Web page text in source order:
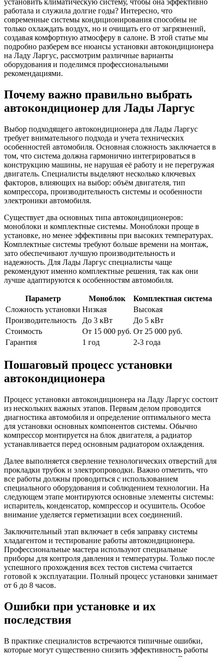
установить климатическую систему, чтобы она эффективно
работала и служила долгие годы? Интересно, что
современные системы кондиционирования способны не
только охлаждать воздух, но и очищать его от загрязнений,
создавая комфортную атмосферу в салоне. В этой статье мы
подробно разберем все нюансы установки автокондиционера
на Ладу Ларгус, рассмотрим различные варианты
оборудования и поделимся профессиональными
рекомендациями.
Почему важно правильно выбрать
автокондиционер для Лады Ларгус
Выбор подходящего автокондиционера для Лады Ларгус
требует внимательного подхода и учета технических
особенностей автомобиля. Основная сложность заключается в
том, что система должна гармонично интегрироваться в
конструкцию машины, не нарушая её работу и не перегружая
двигатель. Специалисты выделяют несколько ключевых
факторов, влияющих на выбор: объём двигателя, тип
компрессора, производительность системы и особенности
электроники автомобиля.
Существует два основных типа автокондиционеров:
моноблоки и комплектные системы. Моноблоки проще в
установке, но менее эффективны при высоких температурах.
Комплектные системы требуют больше времени на монтаж,
зато обеспечивают лучшую производительность и
надежность. Для Лады Ларгус специалисты чаще
рекомендуют именно комплектные решения, так как они
лучше адаптируются к особенностям автомобиля.
Параметр Моноблок
Комплектная система
Сложность установки Низкая
Высокая
Производительность
До 3 кВт
До 5 кВт
Стоимость
От 15 000 руб. От 25 000 руб.
Гарантия
1 год 2-3 года
Пошаговый процесс установки
автокондиционера
Процесс установки автокондиционера на Ладу Ларгус состоит
из нескольких важных этапов. Первым делом проводится
диагностика автомобиля и определение оптимального места
для установки основных компонентов системы. Обычно
компрессор монтируется на блок двигателя, а радиатор
устанавливается перед основным радиатором охлаждения.
Далее выполняется сверление технологических отверстий для
прокладки трубок и электропроводки. Важно отметить, что
все работы должны проводиться с использованием
специального оборудования и соблюдением технологии. На
следующем этапе монтируются основные элементы системы:
испаритель, конденсатор, компрессор и осушитель. Особое
внимание уделяется герметизации всех соединений.
Заключительный этап включает в себя заправку системы
хладагентом и тестирование работы автокондиционера.
Профессиональные мастера используют специальные
приборы для контроля давления и температуры. Только после
успешного прохождения всех тестов система считается
готовой к эксплуатации. Полный процесс установки занимает
от 6 до 8 часов.
Ошибки при установке и их
последствия
В практике специалистов встречаются типичные ошибки,
которые могут существенно снизить эффективность работы